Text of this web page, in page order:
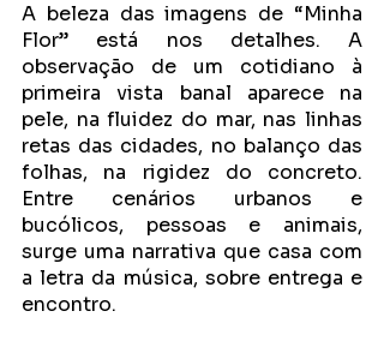
A beleza das imagens de “Minha
Flor” está nos detalhes. A
observação de um cotidiano à
primeira vista banal aparece na
pele, na fluidez do mar, nas linhas
retas das cidades, no balanço das
folhas, na rigidez do concreto.
Entre cenários urbanos e
bucólicos, pessoas e animais,
surge uma narrativa que casa com
a letra da música, sobre entrega e
encontro.